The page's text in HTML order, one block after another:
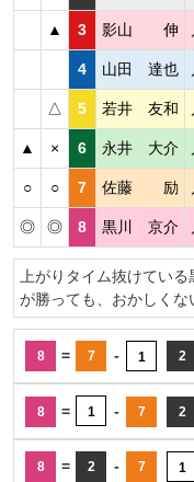
▲ 3 影山 伸
4 山田 達也
△ 5 若井 友和
▲ × 6 永井 大介
○ ○ 7 佐藤 励
◎ ◎ 8 黒川 京介
上がりタイム抜けてい
が勝っても、おかしく
8 = 7 - 1 2
8 = 1 - 7 2
8 = 2 - 7 1